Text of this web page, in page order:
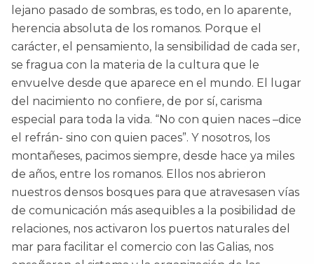
lejano pasado de sombras, es todo, en lo aparente,
herencia absoluta de los romanos. Porque el
carácter, el pensamiento, la sensibilidad de cada ser,
se fragua con la materia de la cultura que le
envuelve desde que aparece en el mundo. El lugar
del nacimiento no confiere, de por sí, carisma
especial para toda la vida. “No con quien naces –dice
el refrán- sino con quien paces”. Y nosotros, los
montañeses, pacimos siempre, desde hace ya miles
de años, entre los romanos. Ellos nos abrieron
nuestros densos bosques para que atravesasen vías
de comunicación más asequibles a la posibilidad de
relaciones, nos activaron los puertos naturales del
mar para facilitar el comercio con las Galias, nos